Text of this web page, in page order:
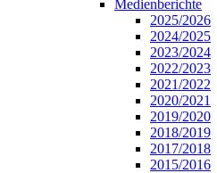
Medienberichte
2025/2026
2024/2025
2023/2024
2022/2023
2021/2022
2020/2021
2019/2020
2018/2019
2017/2018
2015/2016